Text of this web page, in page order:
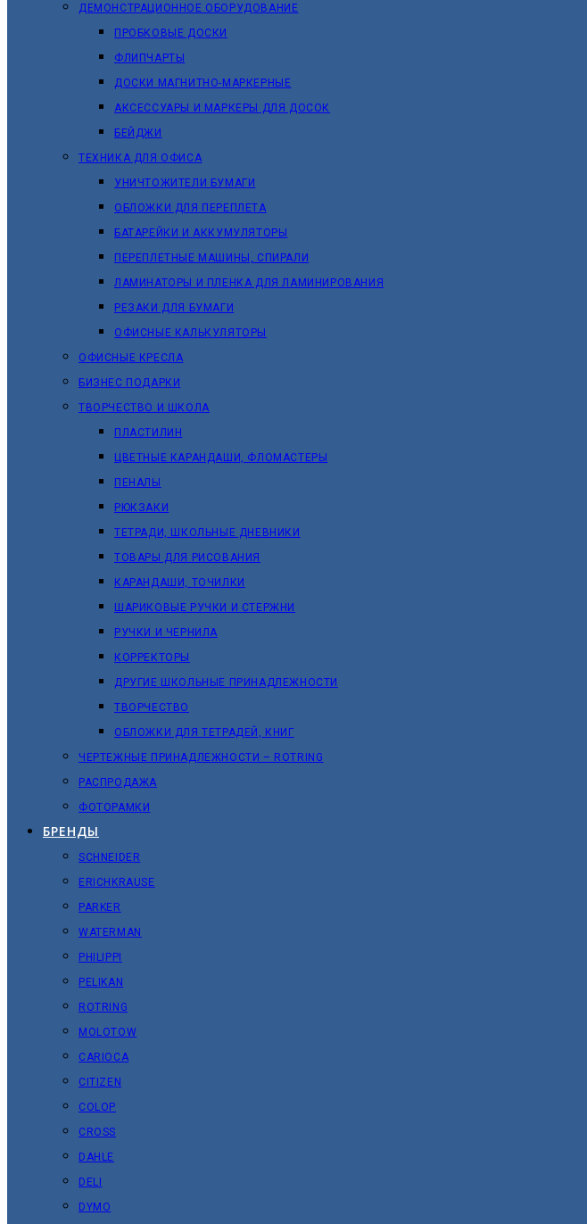
ДЕМОНСТРАЦИОННОЕ ОБОРУДОВАНИЕ
ПРОБКОВЫЕ ДОСКИ
ФЛИПЧАРТЫ
ДОСКИ МАГНИТНО-МАРКЕРНЫЕ
АКСЕССУАРЫ И МАРКЕРЫ ДЛЯ ДОСОК
БЕЙДЖИ
ТЕХНИКА ДЛЯ ОФИСА
УНИЧТОЖИТЕЛИ БУМАГИ
ОБЛОЖКИ ДЛЯ ПЕРЕПЛЕТА
БАТАРЕЙКИ И АККУМУЛЯТОРЫ
ПЕРЕПЛЕТНЫЕ МАШИНЫ, СПИРАЛИ
ЛАМИНАТОРЫ И ПЛЕНКА ДЛЯ ЛАМИНИРОВАНИЯ
РЕЗАКИ ДЛЯ БУМАГИ
ОФИСНЫЕ КАЛЬКУЛЯТОРЫ
ОФИСНЫЕ КРЕСЛА
БИЗНЕС ПОДАРКИ
ТВОРЧЕСТВО И ШКОЛА
ПЛАСТИЛИН
ЦВЕТНЫЕ КАРАНДАШИ, ФЛОМАСТЕРЫ
ПЕНАЛЫ
РЮКЗАКИ
ТЕТРАДИ, ШКОЛЬНЫЕ ДНЕВНИКИ
ТОВАРЫ ДЛЯ РИСОВАНИЯ
КАРАНДАШИ, ТОЧИЛКИ
ШАРИКОВЫЕ РУЧКИ И СТЕРЖНИ
РУЧКИ И ЧЕРНИЛА
КОРРЕКТОРЫ
ДРУГИЕ ШКОЛЬНЫЕ ПРИНАДЛЕЖНОСТИ
ТВОРЧЕСТВО
ОБЛОЖКИ ДЛЯ ТЕТРАДЕЙ, КНИГ
ЧЕРТЕЖНЫЕ ПРИНАДЛЕЖНОСТИ – ROTRING
РАСПРОДАЖА
ФОТОРАМКИ
БРЕНДЫ
SCHNEIDER
ERICHKRAUSE
PARKER
WATERMAN
PHILIPPI
PELIKAN
ROTRING
MOLOTOW
CARIOCA
CITIZEN
COLOP
CROSS
DAHLE
DELI
DYMO